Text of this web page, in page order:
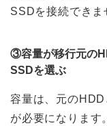
SSDを接続できま
③容量が移行元の
SSDを選ぶ
容量は、元の
が必要になります。